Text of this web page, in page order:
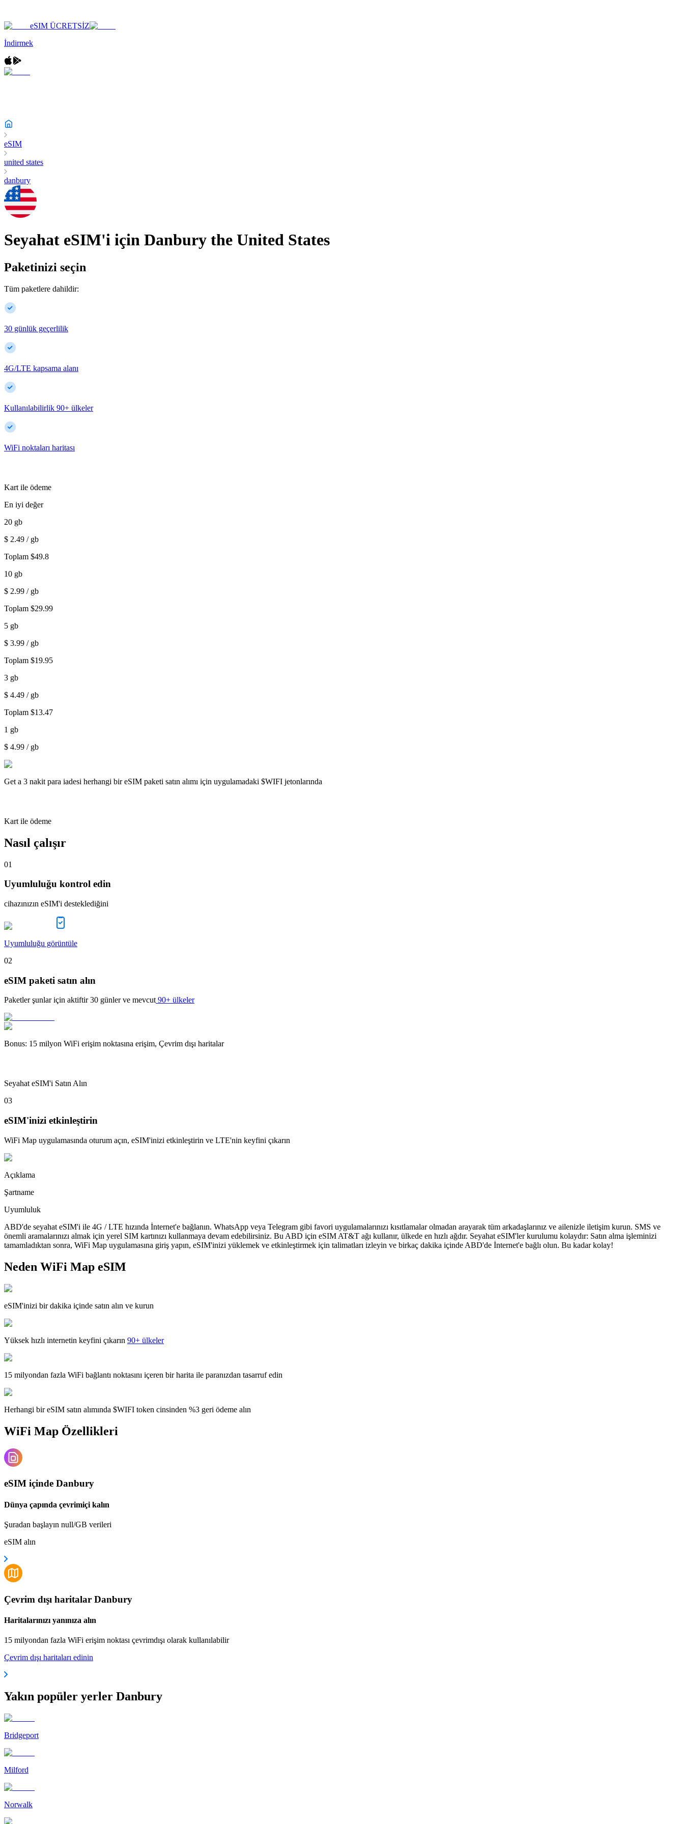
eSIM ÜCRETSİZ
İndirmek
eSIM
united states
danbury
Seyahat eSIM'i için Danbury the United States
Paketinizi seçin
Tüm paketlere dahildir:
30 günlük geçerlilik
4G/LTE kapsama alanı
Kullanılabilirlik 90+ ülkeler
WiFi noktaları haritası
Kart ile ödeme
En iyi değer
20 gb
$ 2.49 / gb
Toplam $49.8
10 gb
$ 2.99 / gb
Toplam $29.99
5 gb
$ 3.99 / gb
Toplam $19.95
3 gb
$ 4.49 / gb
Toplam $13.47
1 gb
$ 4.99 / gb
Get a 3 nakit para iadesi herhangi bir eSIM paketi satın alımı için uygulamadaki $WIFI jetonlarında
Kart ile ödeme
Nasıl çalışır
01
Uyumluluğu kontrol edin
cihazınızın eSIM'i desteklediğini
Uyumluluğu görüntüle
02
eSIM paketi satın alın
Paketler şunlar için aktiftir 30 günler ve mevcut 90+ ülkeler
Bonus: 15 milyon WiFi erişim noktasına erişim, Çevrim dışı haritalar
Seyahat eSIM'i Satın Alın
03
eSIM'inizi etkinleştirin
WiFi Map uygulamasında oturum açın, eSIM'inizi etkinleştirin ve LTE'nin keyfini çıkarın
Açıklama
Şartname
Uyumluluk
ABD'de seyahat eSIM'i ile 4G / LTE hızında İnternet'e bağlanın. WhatsApp veya Telegram gibi favori uygulamalarınızı kısıtlamalar olmadan arayarak tüm arkadaşlarınız ve ailenizle iletişim kurun. SMS ve
önemli aramalarınızı almak için yerel SIM kartınızı kullanmaya devam edebilirsiniz. Bu ABD için eSIM AT&T ağı kullanır, ülkede en hızlı ağdır. Seyahat eSIM'ler kurulumu kolaydır: Satın alma işleminizi
tamamladıktan sonra, WiFi Map uygulamasına giriş yapın, eSIM'inizi yüklemek ve etkinleştirmek için talimatları izleyin ve birkaç dakika içinde ABD'de İnternet'e bağlı olun. Bu kadar kolay!
Neden WiFi Map eSIM
eSIM'inizi bir dakika içinde satın alın ve kurun
Yüksek hızlı internetin keyfini çıkarın 90+ ülkeler
15 milyondan fazla WiFi bağlantı noktasını içeren bir harita ile paranızdan tasarruf edin
Herhangi bir eSIM satın alımında $WIFI token cinsinden %3 geri ödeme alın
WiFi Map Özellikleri
eSIM içinde Danbury
Dünya çapında çevrimiçi kalın
Şuradan başlayın null/GB verileri
eSIM alın
Çevrim dışı haritalar Danbury
Haritalarınızı yanınıza alın
15 milyondan fazla WiFi erişim noktası çevrimdışı olarak kullanılabilir
Çevrim dışı haritaları edinin
Yakın popüler yerler Danbury
Bridgeport
Milford
Norwalk